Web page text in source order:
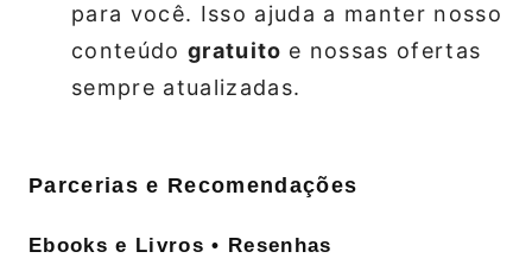
para você. Isso ajuda a manter nosso
conteúdo gratuito e nossas ofertas
sempre atualizadas.
Parcerias e Recomendações
Ebooks e Livros • Resenhas